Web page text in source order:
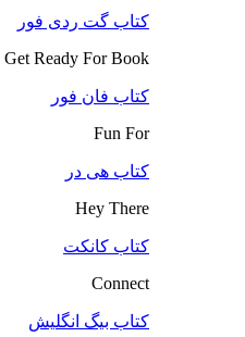
کتاب گت ردی فور
Get Ready For Book
کتاب فان فور
Fun For
کتاب هی در
Hey There
کتاب کانکت
Connect
کتاب بیگ انگلیش